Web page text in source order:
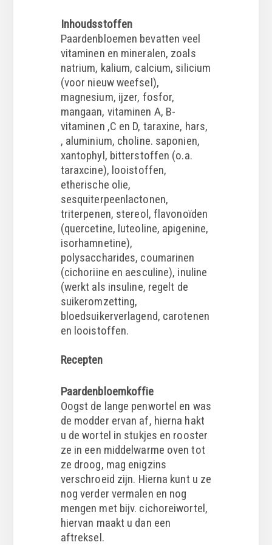
Inhoudsstoffen
Paardenbloemen bevatten veel
vitaminen en mineralen, zoals
natrium, kalium, calcium, silicium
(voor nieuw weefsel),
magnesium, ijzer, fosfor,
mangaan, vitaminen A, B-
vitaminen ,C en D, taraxine, hars,
, aluminium, choline. saponien,
xantophyl, bitterstoffen (o.a.
taraxcine), looistoffen,
etherische olie,
sesquiterpeenlactonen,
triterpenen, stereol, flavonoïden
(quercetine, luteoline, apigenine,
isorhamnetine),
polysaccharides, coumarinen
(cichoriine en aesculine), inuline
(werkt als insuline, regelt de
suikeromzetting,
bloedsuikerverlagend, carotenen
en looistoffen.
Recepten
Paardenbloemkoffie
Oogst de lange penwortel en was
de modder ervan af, hierna hakt
u de wortel in stukjes en rooster
ze in een middelwarme oven tot
ze droog, mag enigzins
verschroeid zijn. Hierna kunt u ze
nog verder vermalen en nog
mengen met bijv. cichoreiwortel,
hiervan maakt u dan een
aftreksel.